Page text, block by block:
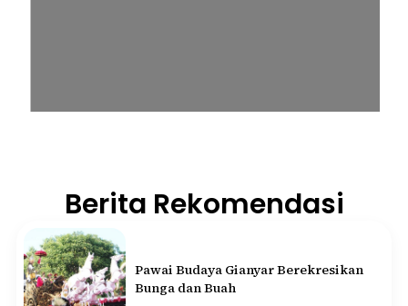
Berita Rekomendasi
Pawai Budaya Gianyar Berekresikan
Bunga dan Buah